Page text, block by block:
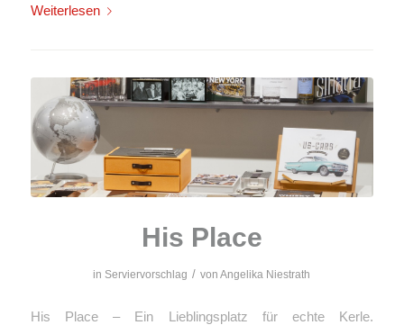
Weiterlesen
His Place
in Serviervorschlag / vonAngelika Niestrath
His Place – Ein Lieblingsplatz für echte Kerle.